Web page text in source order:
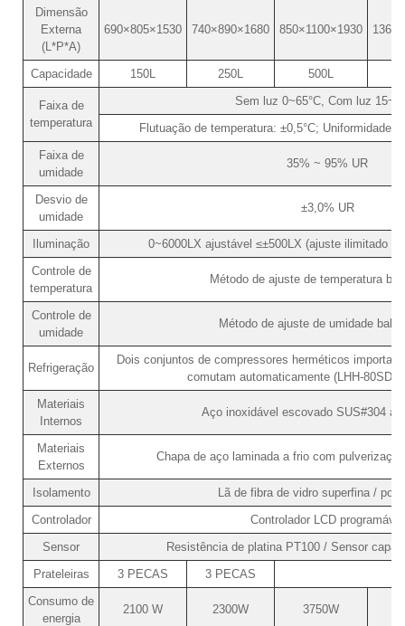
Dimensão
Externa
(L*P*A)
690×805×1530 740×890×1680 850×1100×1930
Capacidade 150L 250L 500L
Faixa de
temperatura
Sem luz 0~65°C, Com luz
Flutuação de temperatura: ±0,5°C; Uniformidade
Faixa de
umidade
35% ~ 95% UR
Desvio de
umidade
±3,0% UR
Iluminação
0~6000LX ajustável ≤±500LX (ajuste ilimitado
Controle de
temperatura
Método de ajuste de temperatura
Controle de
umidade
Método de ajuste de umidade
Refrigeração
Dois conjuntos de compressores herméticos
comutam automaticamente (LHH-80SD:
Materiais
Internos
Aço inoxidável escovado SUS#304
Materiais
Externos
Chapa de aço laminada a frio com
Isolamento
Lã de fibra de vidro superfina /
Controlador
Controlador LCD programável
Sensor
Resistência de platina PT100 / Sensor
Prateleiras
3 PECAS 3 PECAS
Consumo de
energia
2100 W 2300W 3750W